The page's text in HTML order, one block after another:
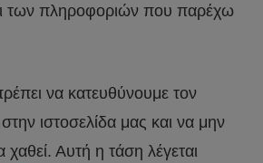
των πληροφοριών που παρέχω
να κατευθύνουμε τον
ιστοσελίδα μας και να μην
Αυτή η τάση λέγεται